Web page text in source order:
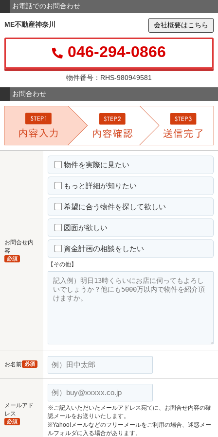
お電話でのお問合わせ
ME不動産神奈川 会社概要はこちら
046-294-0866
物件番号：RHS-980949581
お問合わせ
お問合せ内
容
必須
物件を実際に見たい
もっと詳細が知りたい
希望に合う物件を探して欲しい
図面が欲しい
資金計画の相談をしたい
【その他】
お名前 必須
メールアド
レス
必須
※ご記入いただいたメールアドレス宛てに、お問合せ内容の確
認メールをお送りいたします。
※Yahoo!メールなどのフリーメールをご利用の場合、迷惑メー
ルフォルダに入る場合があります。